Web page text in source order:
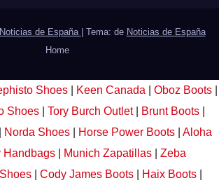
de España Tema: de Noticias de España
Home
Shoes Keen Canada Oboz Boots
Shoes Tory Burch Outlet Brunt Boots
Norda Shoes Horse Power Boots
Aloha
Handbags Munich Zapatillas
Zeba
Cody James Boots Haix Boots